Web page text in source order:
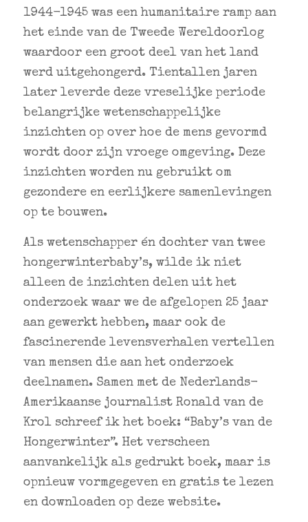
1944-1945 was een humanitaire ramp aan
het einde van de Tweede Wereldoorlog
waardoor een groot deel van het land
werd uitgehongerd. Tientallen jaren
later leverde deze vreselijke periode
belangrijke wetenschappelijke
inzichten op over hoe de mens gevormd
wordt door zijn vroege omgeving. Deze
inzichten worden nu gebruikt om
gezondere en eerlijkere samenlevingen
op te bouwen.
Als wetenschapper én dochter van twee
hongerwinterbaby’s, wilde ik niet
alleen de inzichten delen uit het
onderzoek waar we de afgelopen 25 jaar
aan gewerkt hebben, maar ook de
fascinerende levensverhalen vertellen
van mensen die aan het onderzoek
deelnamen. Samen met de Nederlands-
Amerikaanse journalist Ronald van de
Krol schreef ik het boek: “Baby’s van de
Hongerwinter”. Het verscheen
aanvankelijk als gedrukt boek, maar is
opnieuw vormgegeven en gratis te lezen
en downloaden op deze website.